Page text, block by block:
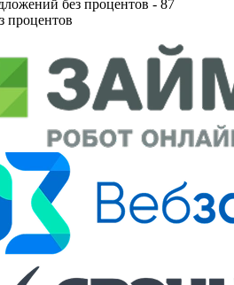
без процентов - 87
процентов